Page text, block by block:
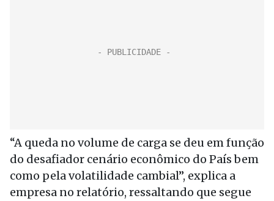
“A queda no volume de carga se deu em função
do desafiador cenário econômico do País bem
como pela volatilidade cambial”, explica a
empresa no relatório, ressaltando que segue